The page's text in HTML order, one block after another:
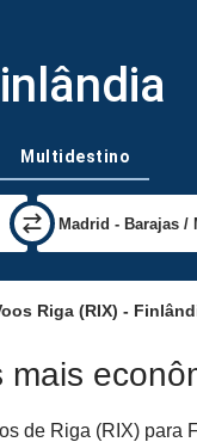
Multidestino
Riga (RIX) -
de Riga (RIX)